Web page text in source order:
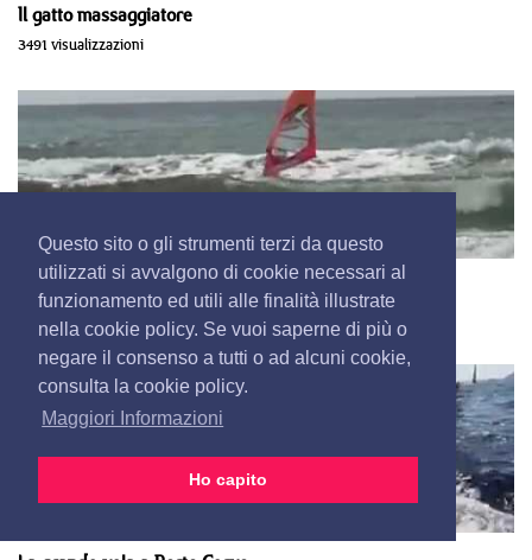
Questo sito o gli strumenti terzi da questo
utilizzati si avvalgono di cookie necessari al
funzionamento ed utili alle finalità illustrate
nella cookie policy. Se vuoi saperne di più o
negare il consenso a tutti o ad alcuni cookie,
consulta la cookie policy.
Maggiori Informazioni
Ho capito
Il gatto massaggiatore
3491 visualizzazioni
Sulle onde a 9 anni
3343 visualizzazioni